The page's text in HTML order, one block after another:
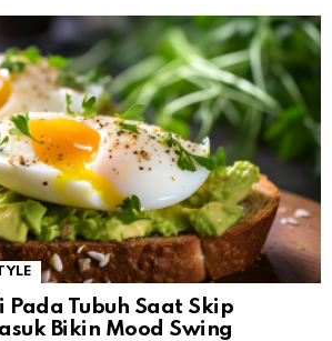
Pada Tubuh Saat Skip
Bikin Mood Swing